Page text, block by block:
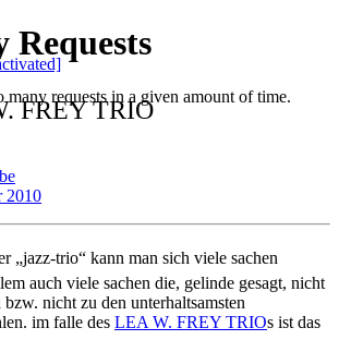
FREY TRIO
2010
„jazz-trio“ kann man sich viele sachen
auch viele sachen die, gelinde gesagt, nicht
nicht zu den unterhaltsamsten
im falle des LEA W. FREY TRIOs ist das